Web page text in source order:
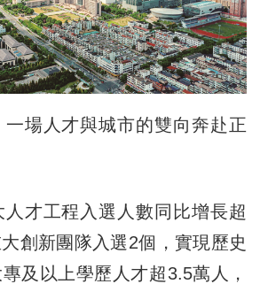
人才與城市的雙向奔赴正
工程入選人數同比增長超
創新團隊入選2個，實現歷史
及以上學歷人才超3.5萬人，